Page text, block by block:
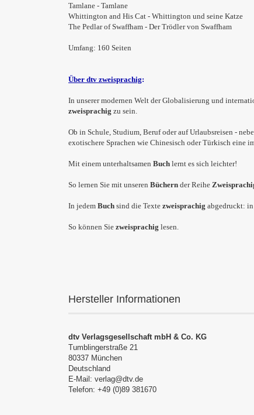
Tamlane - Tamlane
Whittington and His Cat - Whittington und seine Katze
The Pedlar of Swaffham - Der Trödler von Swaffham
Umfang: 160 Seiten
Über dtv zweisprachig:
In unserer modernen Welt der Globalisierung und
zweisprachig zu sein.
Ob in Schule, Studium, Beruf oder auf Urlaubsreisen -
exotischere Sprachen wie Chinesisch oder Türkisch eine
Mit einem unterhaltsamen Buch lernt es sich leichter!
So lernen Sie mit unseren Büchern der Reihe
In jedem Buch sind die Texte zweisprachig abgedruckt:
So können Sie zweisprachig lesen.
Hersteller Informationen
dtv Verlagsgesellschaft mbH & Co. KG
Tumblingerstraße 21
80337 München
Deutschland
E-Mail: verlag@dtv.de
Telefon: +49 (0)89 381670